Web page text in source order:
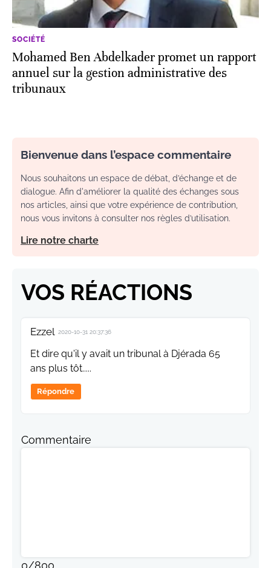
SOCIÉTÉ
Mohamed Ben Abdelkader promet un rapport
annuel sur la gestion administrative des
tribunaux
Bienvenue dans l’espace commentaire
Nous souhaitons un espace de débat, d’échange et de
dialogue. Afin d'améliorer la qualité des échanges sous
nos articles, ainsi que votre expérience de contribution,
nous vous invitons à consulter nos règles d’utilisation.
Lire notre charte
VOS RÉACTIONS
Ezzel 2020-10-31 20:37:36
Et dire qu'il y avait un tribunal à Djérada 65
ans plus tôt.....
Répondre
Commentaire